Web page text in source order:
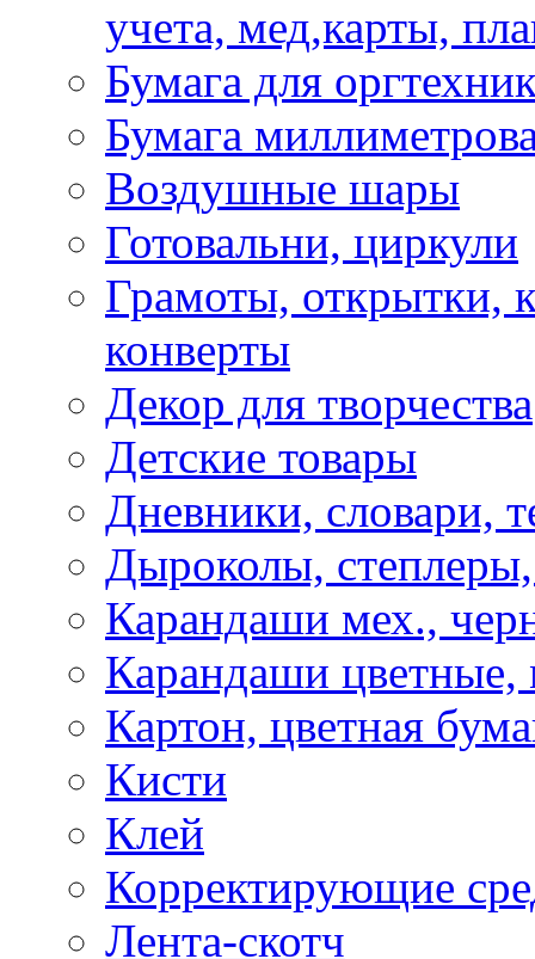
учета, мед,карты,
Бумага для
Бумага
Воздушные шары
Готовальни, циркули
Грамоты, открытки,
конверты
Декор для творчества
Детские товары
Дневники, словари,
Дыроколы,
Карандаши мех.,
Карандаши цветные,
Картон, цветная
Кисти
Клей
Корректирующие
Лента-скотч